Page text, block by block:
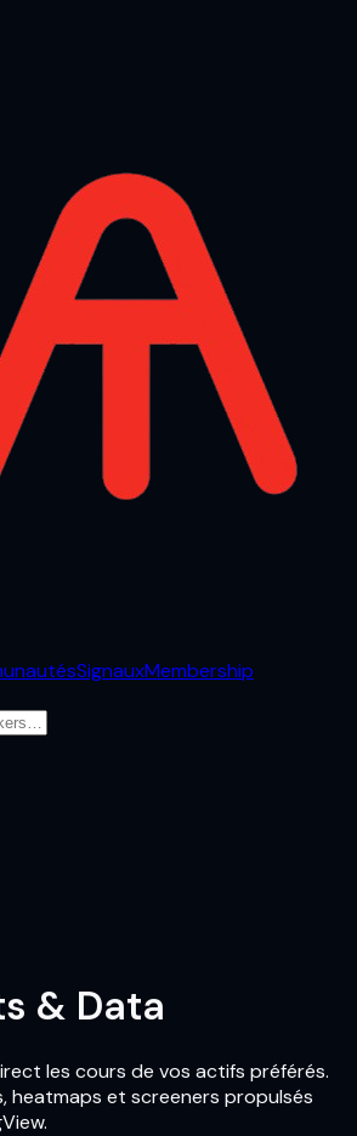
SignauxMembership
& Data
les cours de vos actifs préférés.
heatmaps et screeners propulsés